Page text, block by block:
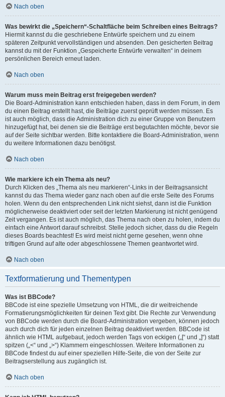
Nach oben
Was bewirkt die „Speichern“-Schaltfläche beim Schreiben eines Beitrags?
Hiermit kannst du die geschriebene Entwürfe speichern und zu einem
späteren Zeitpunkt vervollständigen und absenden. Den gesicherten Beitrag
kannst du mit der Funktion „Gespeicherte Entwürfe verwalten“ in deinem
persönlichen Bereich erneut laden.
Nach oben
Warum muss mein Beitrag erst freigegeben werden?
Die Board-Administration kann entschieden haben, dass in dem Forum, in dem
du einen Beitrag erstellt hast, die Beiträge zuerst geprüft werden müssen. Es
ist auch möglich, dass die Administration dich zu einer Gruppe von Benutzern
hinzugefügt hat, bei denen sie die Beiträge erst begutachten möchte, bevor sie
auf der Seite sichtbar werden. Bitte kontaktiere die Board-Administration, wenn
du weitere Informationen dazu benötigst.
Nach oben
Wie markiere ich ein Thema als neu?
Durch Klicken des „Thema als neu markieren“-Links in der Beitragsansicht
kannst du das Thema wieder ganz nach oben auf die erste Seite des Forums
holen. Wenn du den entsprechenden Link nicht siehst, dann ist die Funktion
möglicherweise deaktiviert oder seit der letzten Markierung ist nicht genügend
Zeit vergangen. Es ist auch möglich, das Thema nach oben zu holen, indem du
einfach eine Antwort darauf schreibst. Stelle jedoch sicher, dass du die Regeln
dieses Boards beachtest! Es wird meist nicht gerne gesehen, wenn ohne
triftigen Grund auf alte oder abgeschlossene Themen geantwortet wird.
Nach oben
Textformatierung und Thementypen
Was ist BBCode?
BBCode ist eine spezielle Umsetzung von HTML, die dir weitreichende
Formatierungsmöglichkeiten für deinen Text gibt. Die Rechte zur Verwendung
von BBCode werden durch die Board-Administration vergeben, können jedoch
auch durch dich für jeden einzelnen Beitrag deaktiviert werden. BBCode ist
ähnlich wie HTML aufgebaut, jedoch werden Tags von eckigen („[“ und „]“) statt
spitzen („<“ und „>“) Klammern eingeschlossen. Weitere Informationen zu
BBCode findest du auf einer speziellen Hilfe-Seite, die von der Seite zur
Beitragserstellung aus zugänglich ist.
Nach oben